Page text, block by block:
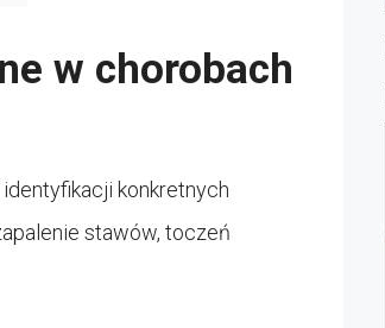
w chorobach
konkretnych
stawów, toczeń